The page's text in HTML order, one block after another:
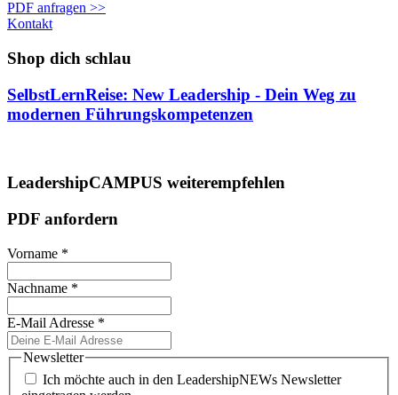
PDF anfragen >>
Kontakt
Shop dich schlau
SelbstLernReise: New Leadership - Dein Weg zu
modernen Führungskompetenzen
LeadershipCAMPUS weiterempfehlen
PDF anfordern
Vorname *
Nachname *
E-Mail Adresse *
Newsletter
Ich möchte auch in den LeadershipNEWs Newsletter